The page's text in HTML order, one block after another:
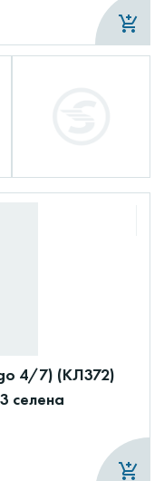
4/7) (КЛ372)
селена